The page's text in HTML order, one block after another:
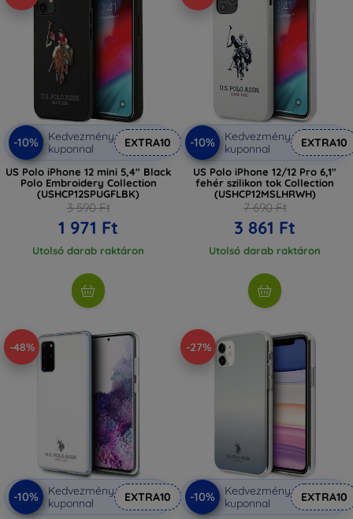
-10%
Kedvezmény
kuponnal
EXTRA10
US Polo iPhone 12 mini 5,4" Black
Polo Embroidery Collection
(USHCP12SPUGFLBK)
3 590 Ft
1 971 Ft
Utolsó darab raktáron
-10%
Kedvezmény
kuponnal
EXTRA10
US Polo iPhone 12/12 Pro 6,1"
fehér szilikon tok Collection
(USHCP12MSLHRWH)
7 690 Ft
3 861 Ft
Utolsó darab raktáron
-48%
-10%
Kedvezmény
kuponnal
EXTRA10
-27%
-10%
Kedvezmény
kuponnal
EXTRA10